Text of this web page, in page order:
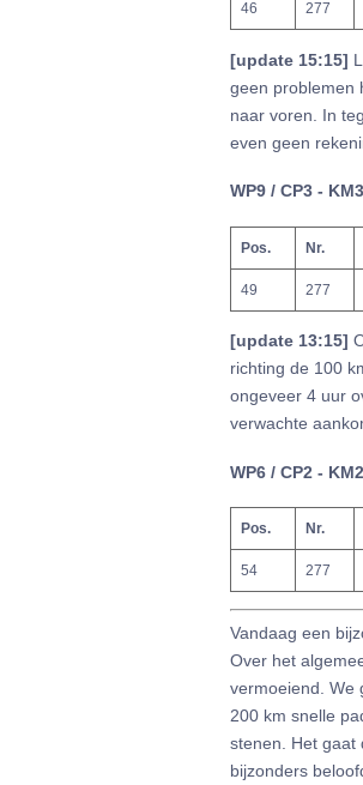
46 277
[update 15:15]
geen problemen
naar voren. In
even geen
WP9 / CP3 -
Pos. Nr.
49 277
[update 13:15]
richting de 100
ongeveer 4 uur
verwachte
WP6 / CP2 -
Pos. Nr.
54 277
Vandaag een
Over het
vermoeiend. We
200 km snelle
stenen. Het gaat
bijzonders